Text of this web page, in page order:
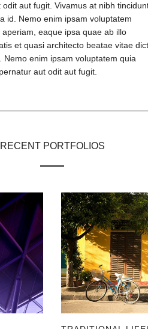
aut fugit. Vivamus at nibh
id. Nemo enim ipsam voluptatem
eaque ipsa quae ab illo
et quasi architecto beatae vitae
Nemo enim ipsam voluptatem quia
aut odit aut fugit.
RECENT PORTFOLIOS